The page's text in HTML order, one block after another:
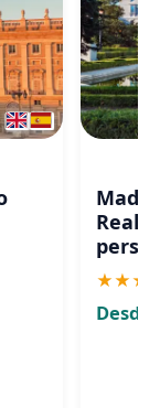
Real
★★★
Desde